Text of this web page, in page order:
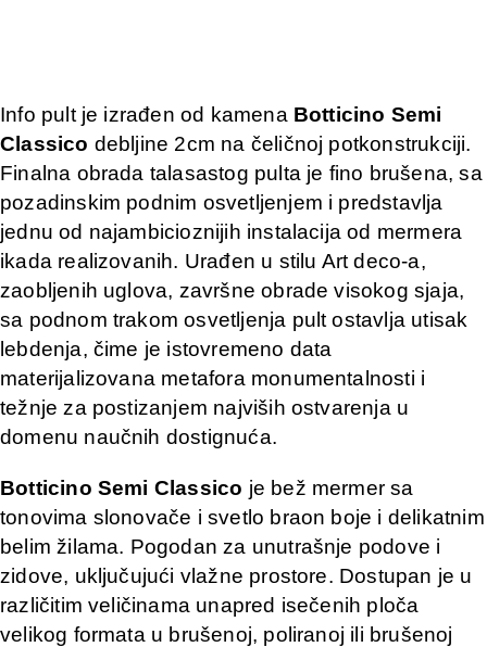
Info pult je izrađen od kamena Botticino Semi
Classico debljine 2cm na čeličnoj potkonstrukciji.
Finalna obrada talasastog pulta je fino brušena, sa
pozadinskim podnim osvetljenjem i predstavlja
jednu od najambicioznijih instalacija od mermera
ikada realizovanih. Urađen u stilu Art deco-a,
zaobljenih uglova, završne obrade visokog sjaja,
sa podnom trakom osvetljenja pult ostavlja utisak
lebdenja, čime je istovremeno data
materijalizovana metafora monumentalnosti i
težnje za postizanjem najviših ostvarenja u
domenu naučnih dostignuća.
Botticino Semi Classico je bež mermer sa
tonovima slonovače i svetlo braon boje i delikatnim
belim žilama. Pogodan za unutrašnje podove i
zidove, uključujući vlažne prostore. Dostupan je u
različitim veličinama unapred isečenih ploča
velikog formata u brušenoj, poliranoj ili brušenoj